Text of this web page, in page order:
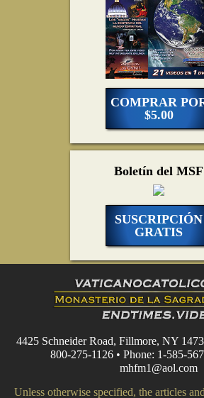
COMPRAR
$5.00
Boletín del MSF
SUSCRIPCIÓN
GRATIS
4425 Schneider Road, Fillmore, NY
800-275-1126 • Phone: 1-585-
mhfm1@aol.com
Unless otherwise specified, the articles